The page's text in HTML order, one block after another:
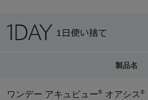
製品名
ワンデー アキュビュー® オアシス ®